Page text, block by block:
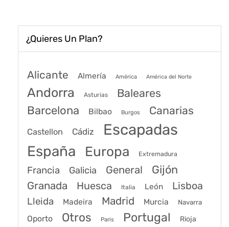
¿Quieres Un Plan?
Alicante Almería América América del Norte
Andorra Asturias Baleares
Barcelona Bilbao Burgos Canarias
Castellon Cádiz Escapadas
España Europa Extremadura
Francia Galicia General Gijón
Granada Huesca Italia León Lisboa
Lleida Madeira Madrid Murcia Navarra
Oporto Otros Paris Portugal Rioja